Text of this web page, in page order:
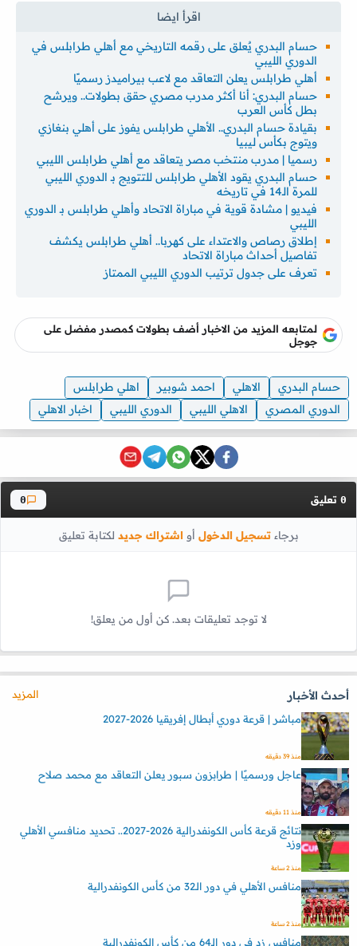
حسام البدري يٌعلق على رقمه التاريخي مع أهلي طرابلس في
الدوري الليبي
أهلي طرابلس يعلن التعاقد مع لاعب بيراميدز رسميًا
حسام البدري: أنا أكثر مدرب مصري حقق بطولات.. ويرشح
بطل كأس العرب
بقيادة حسام البدري.. الأهلي طرابلس يفوز على أهلي بنغازي
ويتوج بكأس ليبيا
رسميا | مدرب منتخب مصر يتعاقد مع أهلي طرابلس الليبي
حسام البدري يقود الأهلي طرابلس للتتويج بـ الدوري الليبي
للمرة الـ14 في تاريخه
فيديو | مشادة قوية في مباراة الاتحاد وأهلي طرابلس بـ الدوري
الليبي
إطلاق رصاص والاعتداء على كهربا.. أهلي طرابلس يكشف
تفاصيل أحداث مباراة الاتحاد
تعرف على جدول ترتيب الدوري الليبي الممتاز
لمتابعه المزيد من الاخبار أضف بطولات كمصدر مفضل على
جوجل
حسام البدري الاهلي احمد شوبير
اهلي طرابلس
الدوري المصري
الاهلي الليبي الدوري الليبي اخبار الاهلي
0 تعليق 0
برجاءتسجيل الدخول أواشتراك جديد لكتابة تعليق
لا توجد تعليقات بعد. كن أول من يعلق!
أحدث الأخبار
المزيد
مباشر | قرعة دوري أبطال إفريقيا 2026-2027
منذ 39 دقيقه
عاجل ورسميًا | طرابزون سبور يعلن التعاقد مع محمد صلاح
منذ 11 دقيقه
نتائج قرعة كأس الكونفدرالية 2026-2027.. تحديد منافسي الأهلي
وزد
منذ 2 ساعة
منافس الأهلي في دور الـ32 من كأس الكونفدرالية
منذ 2 ساعة
منافس زد في دور الـ64 من كأس الكونفدرالية